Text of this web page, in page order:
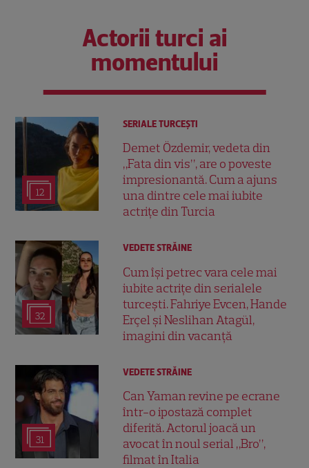
Actorii turci ai
momentului
12
SERIALE TURCEŞTI
Demet Özdemir, vedeta din
„Fata din vis”, are o poveste
impresionantă. Cum a ajuns
una dintre cele mai iubite
actrițe din Turcia
32
VEDETE STRĂINE
Cum își petrec vara cele mai
iubite actrițe din serialele
turcești. Fahriye Evcen, Hande
Erçel și Neslihan Atagül,
imagini din vacanță
31
VEDETE STRĂINE
Can Yaman revine pe ecrane
într-o ipostază complet
diferită. Actorul joacă un
avocat în noul serial „Bro”,
filmat în Italia